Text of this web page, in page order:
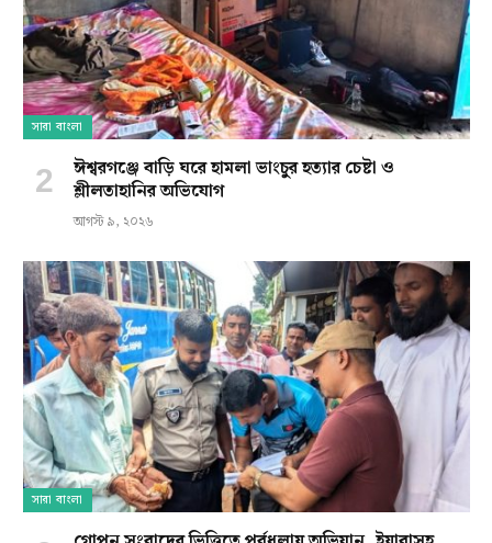
সারা বাংলা
ঈশ্বরগঞ্জে বাড়ি ঘরে হামলা ভাংচুর হত্যার চেষ্টা ও
শ্লীলতাহানির অভিযোগ
আগস্ট ৯, ২০২৬
সারা বাংলা